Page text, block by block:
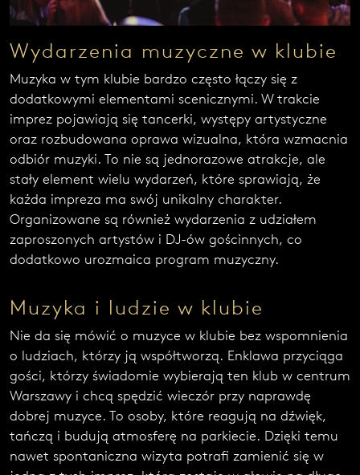
Wydarzenia muzyczne w klubie
Muzyka w tym klubie bardzo często łączy się z
dodatkowymi elementami scenicznymi. W trakcie
imprez pojawiają się tancerki, występy artystyczne
oraz rozbudowana oprawa wizualna, która wzmacnia
odbiór muzyki. To nie są jednorazowe atrakcje, ale
stały element wielu wydarzeń, które sprawiają, że
każda impreza ma swój unikalny charakter.
Organizowane są również wydarzenia z udziałem
zaproszonych artystów i DJ-ów gościnnych, co
dodatkowo urozmaica program muzyczny.
Muzyka i ludzie w klubie
Nie da się mówić o muzyce w klubie bez wspomnienia
o ludziach, którzy ją współtworzą. Enklawa przyciąga
gości, którzy świadomie wybierają ten klub w centrum
Warszawy i chcą spędzić wieczór przy naprawdę
dobrej muzyce. To osoby, które reagują na dźwięk,
tańczą i budują atmosferę na parkiecie. Dzięki temu
nawet spontaniczna wizyta potrafi zamienić się w